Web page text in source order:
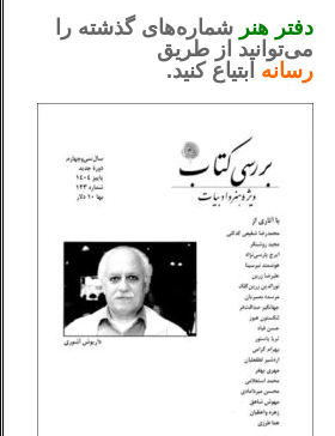
دفتر هنر شماره‌های گذشته را
می‌توانید از طریق
رسانه ابتیاع کنید.